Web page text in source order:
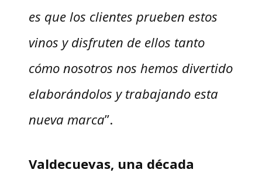
es que los clientes prueben estos
vinos y disfruten de ellos tanto
cómo nosotros nos hemos divertido
elaborándolos y trabajando esta
nueva marca”.
Valdecuevas, una década